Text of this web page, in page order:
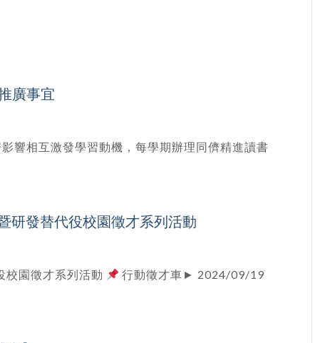
廣事宜
響相互激發學習動機，每學期辦理同儕精進讀書
研發替代役校園徵才系列活動
校園徵才系列活動
行動徵才車► 2024/09/19